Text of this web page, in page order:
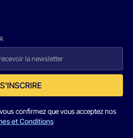
S'INSCRIRE
confirmez que vous acceptez nos
et Conditions